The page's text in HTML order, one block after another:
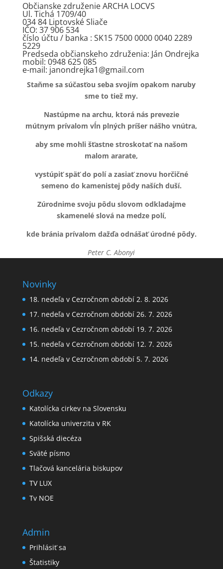
Občianske združenie ARCHA LOCVS
Ul. Tichá 1709/40
034 84 Liptovské Sliače
IČO: 37 906 534
číslo účtu / banka : SK15 7500 0000 0040 2289
5229
Predseda občianskeho združenia: Ján Ondrejka
mobil: 0948 625 085
e-mail: janondrejka1@gmail.com
Staňme sa súčasťou seba svojím opakom naruby
sme to tiež my.
Nastúpme na archu, ktorá nás prevezie
mútnym prívalom vĺn plných príšer nášho vnútra,
aby sme mohli šťastne stroskotať na našom
malom ararate,
vystúpiť späť do polí a zasiať znovu horčičné
semeno do kamenistej pôdy naších duší.
Zúrodnime svoju pôdu slovom odkladajme
skamenelé slová na medze polí,
kde bránia prívalom dažďa odnášať úrodné pôdy.
Peter C. Abonyi
Novinky
18. nedeľa v Cezročnom období 2. 8. 2026
17. nedeľa v Cezročnom období 26. 7. 2026
16. nedeľa v Cezročnom období 19. 7. 2026
15. nedeľa v Cezročnom období 12. 7. 2026
14. nedeľa v Cezročnom období 5. 7. 2026
Odkazy
Katolícka cirkev na Slovensku
Katolícka univerzita v RK
Spišská diecéza
Sväté písmo
Tlačová kancelária biskupov
TV LUX
Tv NOE
Admin
Prihlásiť sa
Štatistiky